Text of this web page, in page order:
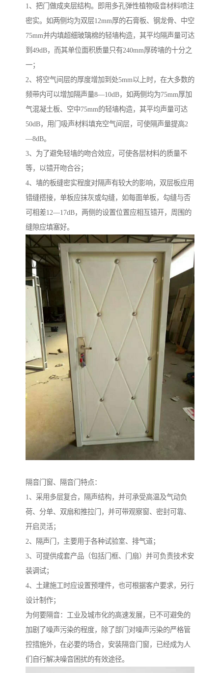
1、把门做成夹层结构。即用多孔弹性植物吸音材料喷注
密实。如两侧均为双层12mm厚的石膏板、钢龙骨、中空
75mm并内填超细玻璃棉的轻墙构造，其平均隔声量可达
到49dB，而其单位面积质量只有240mm厚砖墙的十分之
一；
2、将空气间层的厚度增加到处5mm以上时，在大多数的
频带内可以增加隔声量8—10dB，如两侧均为75mm厚加
气混凝土板、空中75mm的轻墙构造，其平均声量可达
50dB，用门吸声材料填充空气间层，可使隔声量提高2
—8dB。
3、为了避免轻墙的吻合效应，可使各层材料的质量不
等，以错开吻合谷；
4、墙的板缝密实程度对隔声有较大的影响，双层板应用
错缝搭接，单板应抹灰或勾缝，如每面单板，勾缝与否
可相差12—17dB，两侧的设置位置应相互错开，周围的
缝隙应填塞好。
隔音门窗、隔音门特点：
1、采用多层复合，隔声结构，并可承受高温及气动负
荷、分单、双扇和推拉门，并可带观察窗、密封可靠、
开启灵活；
2、隔声门，主要用于各种试验室、排气道；
3、可提供成套产品（包括门框、门扇）并可负责技术安
装调试；
4、土建施工时应设置预埋件，也可根据客户要求，另行
设计制作；
为何要隔音：工业及城市化的高速发展，已不可避免的
加剧了噪声污染的程度，除了部门对噪声污染的严格管
控措施外，在必要的场合，安装隔音门窗，已经成为人
们自行解决噪音困扰的有效途径。